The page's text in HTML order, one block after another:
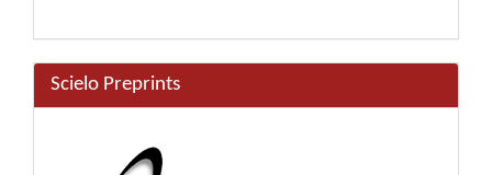
Scielo Preprints